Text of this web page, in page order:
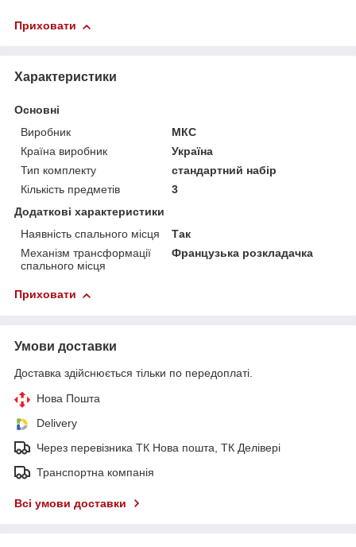
Приховати
Характеристики
Основні
Виробник
МКС
Країна виробник
Україна
Тип комплекту
стандартний набір
Кількість предметів
3
Додаткові характеристики
Наявність спального місця
Так
Механізм трансформації
спального місця
Французька розкладачка
Приховати
Умови доставки
Доставка здійснюється тільки по передоплаті.
Нова Пошта
Delivery
Через перевізника ТК Нова пошта, ТК Делівері
Транспортна компанія
Всі умови доставки